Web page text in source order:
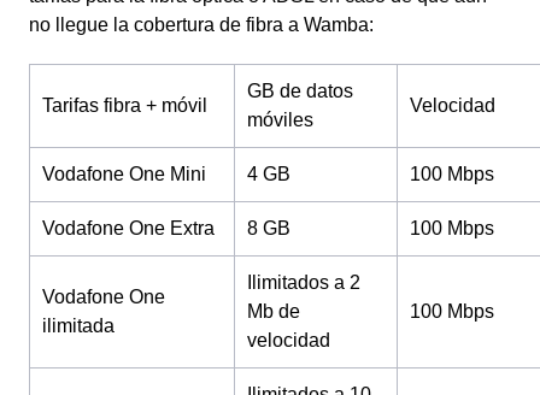
no llegue la cobertura de fibra a Wamba:
Tarifas fibra + móvil
GB de datos
móviles
Velocidad
Vodafone One Mini 4 GB 100 Mbps
Vodafone One Extra 8 GB 100 Mbps
Vodafone One
ilimitada
Ilimitados a 2
Mb de
velocidad
100 Mbps